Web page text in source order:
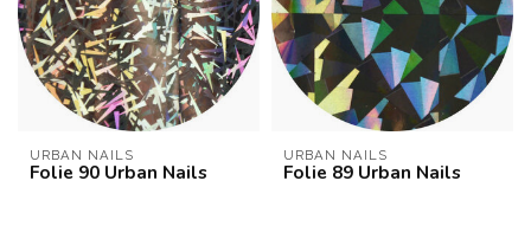
URBAN NAILS
Folie 90 Urban Nails
URBAN NAILS
Folie 89 Urban Nails